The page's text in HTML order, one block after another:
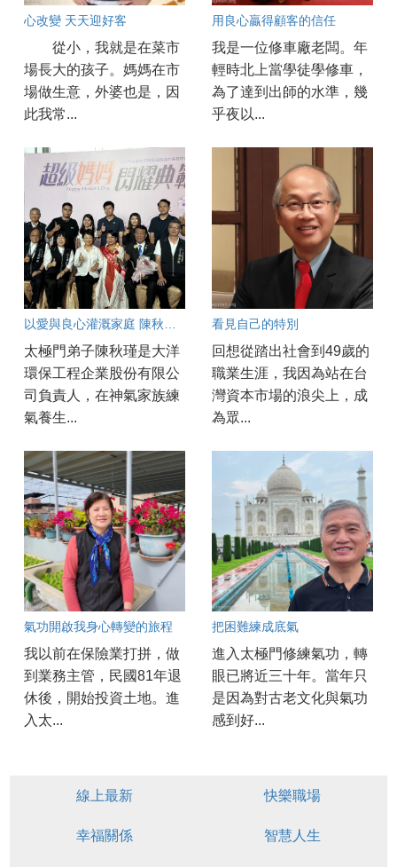
心改變 天天迎好客
從小，我就是在菜市
場長大的孩子。媽媽在市
場做生意，外婆也是，因
此我常...
用良心贏得顧客的信任
我是一位修車廠老闆。年
輕時北上當學徒學修車，
為了達到出師的水準，幾
乎夜以...
太極門弟子陳秋瑾是大洋
環保工程企業股份有限公
司負責人，在神氣家族練
氣養生...
看見自己的特別
回想從踏出社會到49歲的
職業生涯，我因為站在台
灣資本市場的浪尖上，成
為眾...
氣功開啟我身心轉變的旅程
我以前在保險業打拼，做
到業務主管，民國81年退
休後，開始投資土地。進
入太...
把困難練成底氣
進入太極門修練氣功，轉
眼已將近三十年。當年只
是因為對古老文化與氣功
感到好...
線上最新 快樂職場
幸福關係 智慧人生